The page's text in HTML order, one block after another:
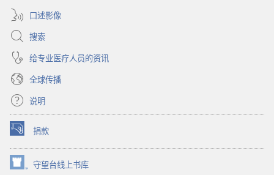
口述影像
搜索
给专业医疗人员的资讯
全球传播
说明
捐款
（打
开
新
窗
守望台线上书库
（打